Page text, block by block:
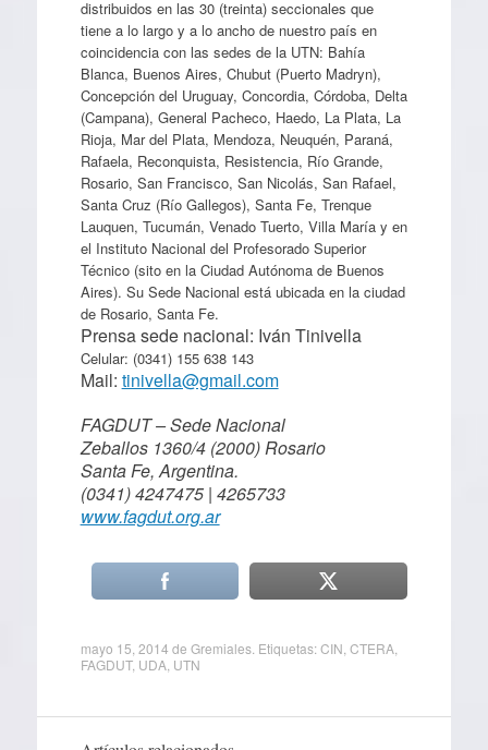
distribuidos en las 30 (treinta) seccionales que
tiene a lo largo y a lo ancho de nuestro país en
coincidencia con las sedes de la UTN: Bahía
Blanca, Buenos Aires, Chubut (Puerto Madryn),
Concepción del Uruguay, Concordia, Córdoba, Delta
(Campana), General Pacheco, Haedo, La Plata, La
Rioja, Mar del Plata, Mendoza, Neuquén, Paraná,
Rafaela, Reconquista, Resistencia, Río Grande,
Rosario, San Francisco, San Nicolás, San Rafael,
Santa Cruz (Río Gallegos), Santa Fe, Trenque
Lauquen, Tucumán, Venado Tuerto, Villa María y en
el Instituto Nacional del Profesorado Superior
Técnico (sito en la Ciudad Autónoma de Buenos
Aires). Su Sede Nacional está ubicada en la ciudad
de Rosario, Santa Fe.
Prensa sede nacional: Iván Tinivella
Celular: (0341) 155 638 143
Mail: tinivella@gmail.com
FAGDUT – Sede Nacional
Zeballos 1360/4 (2000) Rosario
Santa Fe, Argentina.
(0341) 4247475 | 4265733
www.fagdut.org.ar
mayo 15, 2014 de Gremiales. Etiquetas:CIN CTERA,
FAGDUT, UDA, UTN